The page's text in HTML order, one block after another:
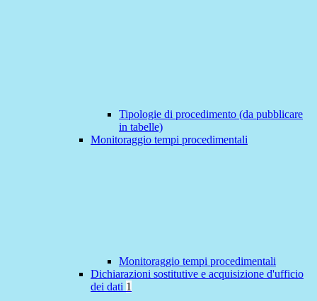
Tipologie di procedimento (da pubblicare
in tabelle)
Monitoraggio tempi procedimentali
Monitoraggio tempi procedimentali
Dichiarazioni sostitutive e acquisizione d'ufficio
dei dati 1